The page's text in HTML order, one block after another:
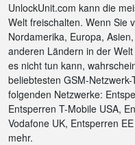
UnlockUnit.com kann die
Welt freischalten. Wenn Sie
Nordamerika, Europa,
anderen Ländern in der
es nicht tun kann,
beliebtesten GSM-
folgenden Netzwerke:
Entsperren T-Mobile USA,
Vodafone UK, Entsperren
mehr.